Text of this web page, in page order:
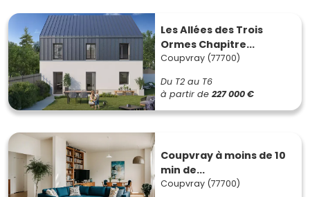
Les Allées des Trois
Ormes Chapitre...
Coupvray (77700)
Du T2 au T6
à partir de 227 000 €
Coupvray à moins de 10
min de...
Coupvray (77700)